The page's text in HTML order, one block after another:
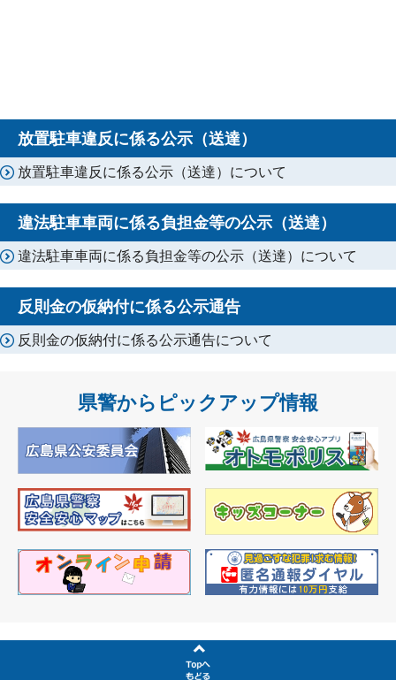
放置駐車違反に係る公示（送達）
放置駐車違反に係る公示（送達）について
違法駐車車両に係る負担金等の公示（送達）
違法駐車車両に係る負担金等の公示（送達）について
反則金の仮納付に係る公示通告
反則金の仮納付に係る公示通告について
県警からピックアップ情報